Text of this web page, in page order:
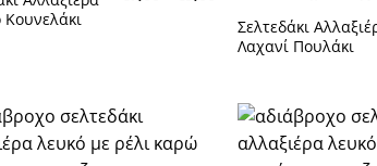
Κουνελάκι
€7,00
through
€9,00
Σελτεδάκι
Λαχανί Πουλάκι